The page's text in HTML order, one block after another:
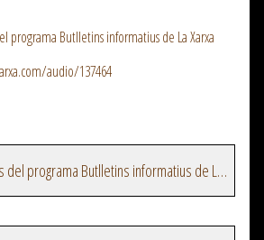
programa Butlletins informatius de La Xarxa
audio/137464
Veure més episodis del programa Butlletins informatius de La Xarxa